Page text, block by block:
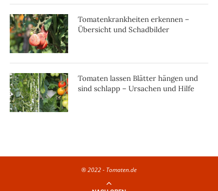
Tomatenkrankheiten erkennen –
Übersicht und Schadbilder
Tomaten lassen Blätter hängen und
sind schlapp – Ursachen und Hilfe
® 2022 - Tomaten.de